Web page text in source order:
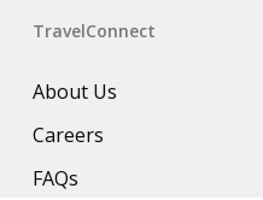
TravelConnect
About Us
Careers
FAQs